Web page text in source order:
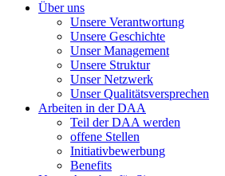
Über uns
Unsere Verantwortung
Unsere Geschichte
Unser Management
Unsere Struktur
Unser Netzwerk
Unser Qualitätsversprechen
Arbeiten in der DAA
Teil der DAA werden
offene Stellen
Initiativbewerbung
Benefits